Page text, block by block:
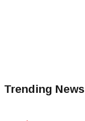
Trending News